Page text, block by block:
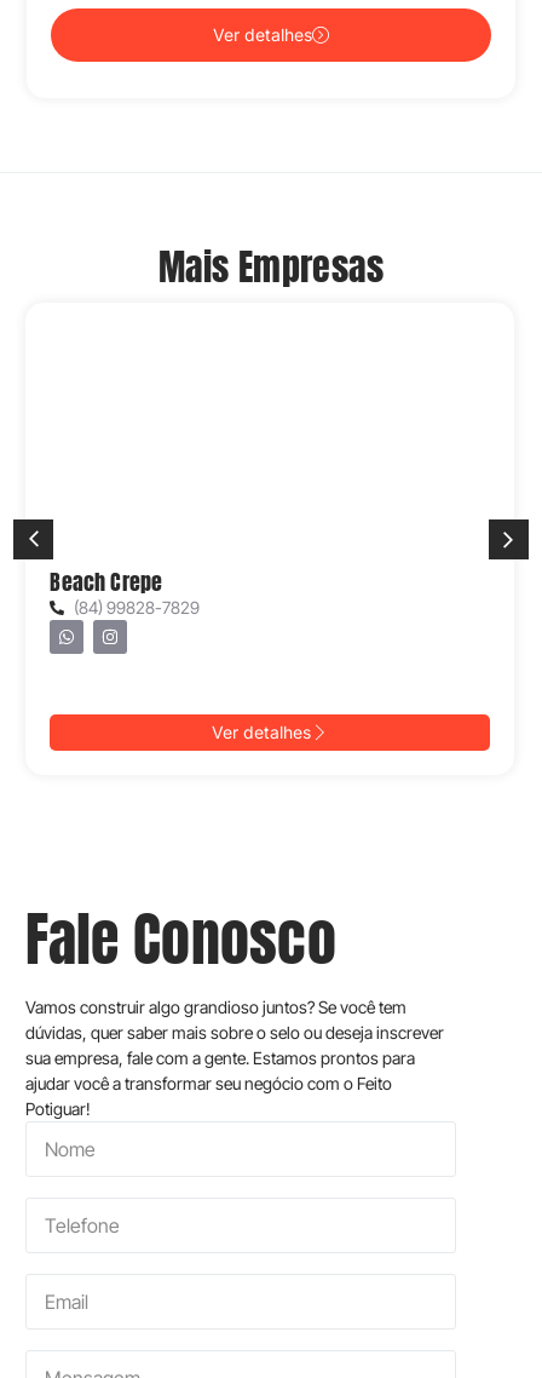
Ver detalhes
Mais Empresas
Beach Crepe
(84) 99828-7829
Ver detalhes
Fale Conosco
Vamos construir algo grandioso juntos? Se você tem
dúvidas, quer saber mais sobre o selo ou deseja inscrever
sua empresa, fale com a gente. Estamos prontos para
ajudar você a transformar seu negócio com o Feito
Potiguar!